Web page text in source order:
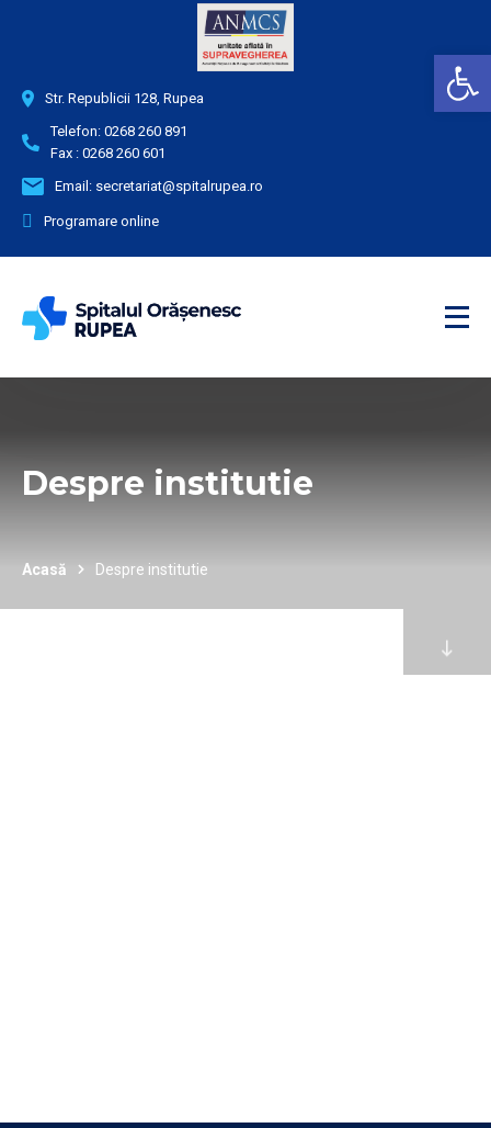
Str. Republicii 128, Rupea
Telefon: 0268 260 891
Fax : 0268 260 601
Email: secretariat@spitalrupea.ro
Programare online
Despre institutie
Acasă Despre institutie
Deschide bara de unelte